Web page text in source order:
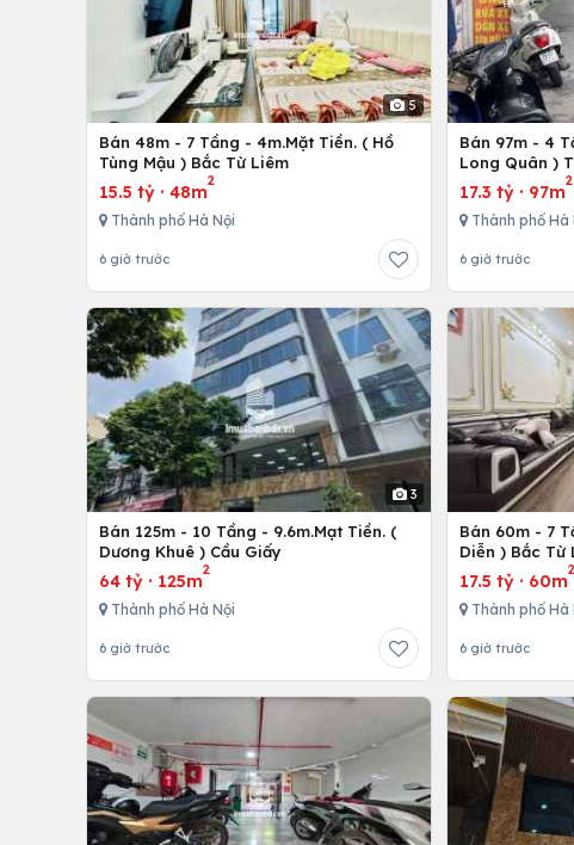
5
Bán 48m - 7 Tầng - 4m.Mặt Tiền. ( Hồ
Tùng Mậu ) Bắc Từ Liêm
15.5 tỷ · 48m
2
Thành phố Hà Nội
6 giờ trước
Bán 97m - 4
Long Quân )
17.3 tỷ · 97m
2
Thành phố Hà
6 giờ trước
3
Bán 125m - 10 Tầng - 9.6m.Mạt Tiền. (
Dương Khuê ) Cầu Giấy
64 tỷ · 125m
2
Thành phố Hà Nội
6 giờ trước
Bán 60m - 7
Diễn ) Bắc Từ
17.5 tỷ · 60m
2
Thành phố Hà
6 giờ trước